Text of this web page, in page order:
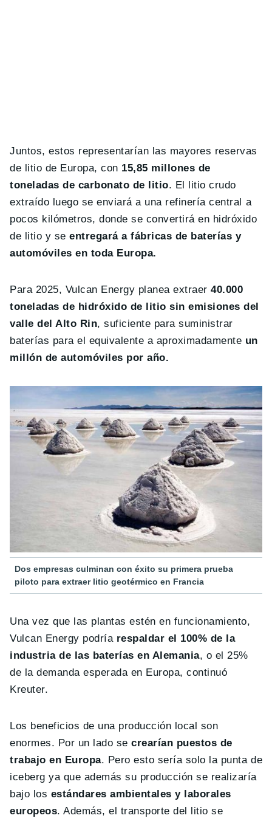
Juntos, estos representarían las mayores reservas
de litio de Europa, con 15,85 millones de
toneladas de carbonato de litio. El litio crudo
extraído luego se enviará a una refinería central a
pocos kilómetros, donde se convertirá en hidróxido
de litio y seentregará a fábricas de baterías y
automóviles en toda Europa.
Para 2025, Vulcan Energy planea extraer40.000
toneladas de hidróxido de litio sin emisiones del
valle del Alto Rin, suficiente para suministrar
baterías para el equivalente a aproximadamente un
millón de automóviles por año.
Dos empresas culminan con éxito su primera prueba
piloto para extraer litio geotérmico en Francia
Una vez que las plantas estén en funcionamiento,
Vulcan Energy podríarespaldar el 100% de la
industria de las baterías en Alemania, o el 25%
de la demanda esperada en Europa, continuó
Kreuter.
Los beneficios de una producción local son
enormes. Por un lado se crearían puestos de
trabajo en Europa. Pero esto sería solo la punta de
iceberg ya que además su producción se realizaría
bajo los estándares ambientales y laborales
europeos. Además, el transporte del litio se